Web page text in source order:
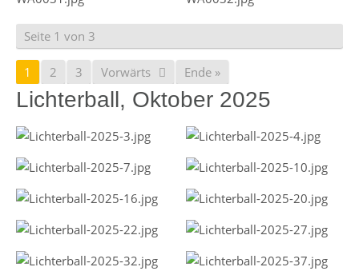
Seite 1 von 3
1 2 3 Vorwärts Ende »
Lichterball, Oktober 2025